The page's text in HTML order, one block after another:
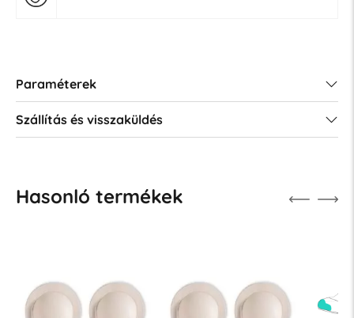
Paraméterek
Szállítás és visszaküldés
Hasonló termékek